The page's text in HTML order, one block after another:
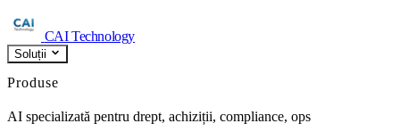
CAI Technology
Soluții
Produse
AI specializată pentru drept, achiziții, compliance, ops